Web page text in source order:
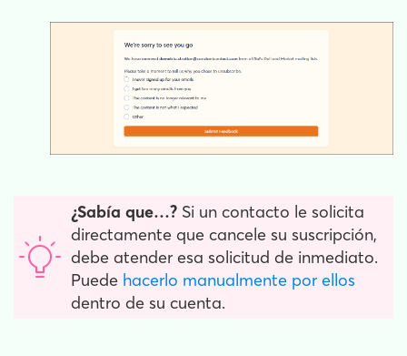
¿Sabía que…? Si un contacto le solicita
directamente que cancele su suscripción,
debe atender esa solicitud de inmediato.
Puede hacerlo manualmente por ellos
dentro de su cuenta.